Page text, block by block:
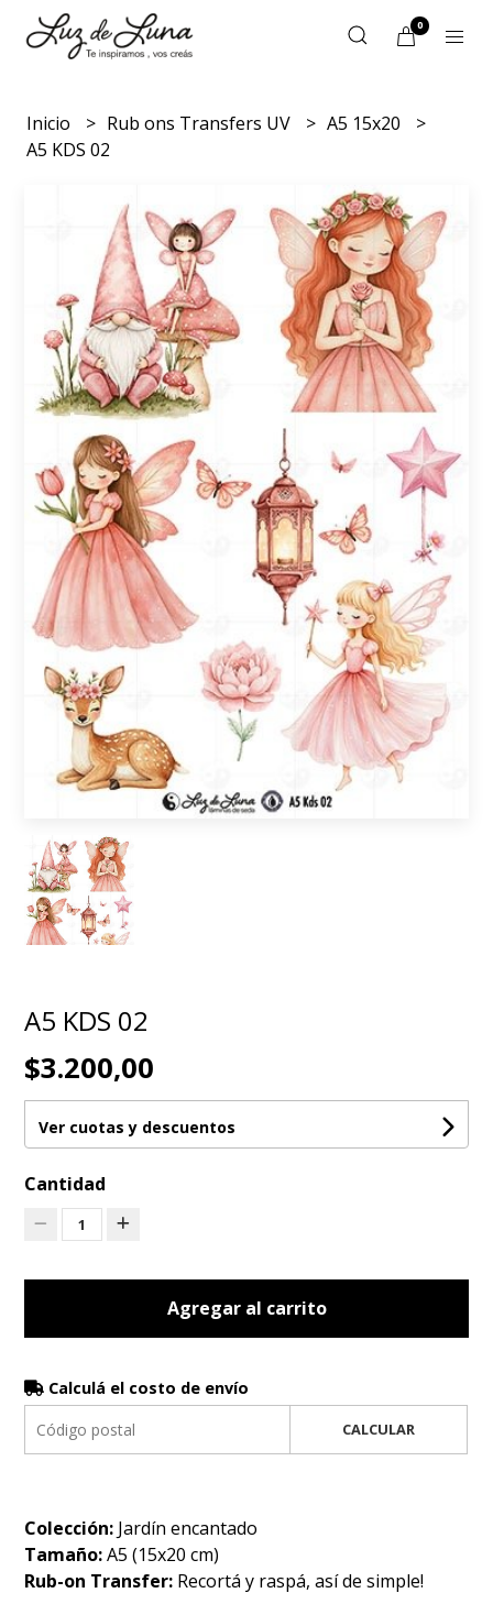
0
Inicio Rub ons Transfers UV
A5 15x20
A5 KDS 02
A5 KDS 02
$3.200,00
Ver cuotas y descuentos
Cantidad
1
Agregar al carrito
Calculá el costo de envío
CALCULAR
Colección: Jardín encantado
Tamaño:A5 (15x20 cm)
Rub-on Transfer: Recortá y raspá, así de simple!